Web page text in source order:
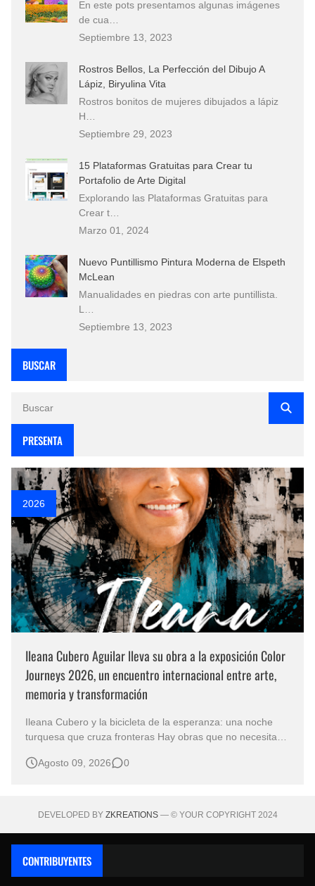
En este pots presentamos algunas imágenes
de cua…
Septiembre 13, 2023
Rostros Bellos, La Perfección del Dibujo A
Lápiz, Biryulina Vita
Rostros bonitos de mujeres dibujados a lápiz
H…
Septiembre 29, 2023
15 Plataformas Gratuitas para Crear tu
Portafolio de Arte Digital
Explorando las Plataformas Gratuitas para
Crear t…
Marzo 01, 2024
Nuevo Puntillismo Pintura Moderna de Elspeth
McLean
Manualidades en piedras con arte puntillista.
L…
Septiembre 13, 2023
BUSCAR
PRESENTA
2026
Ileana Cubero Aguilar lleva su obra a la exposición Color
Journeys 2026, un encuentro internacional entre arte,
memoria y transformación
Ileana Cubero y la bicicleta de la esperanza: una noche
turquesa que cruza fronteras Hay obras que no necesitan
mundo reconocible. En Noche turqueza, de la artista
Agosto 09, 2026 0
DEVELOPED BY ZKREATIONS— © YOUR COPYRIGHT 2024
CONTRIBUYENTES